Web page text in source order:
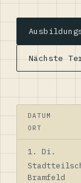
Nächste
DATUM
ORT
1. Di.
Bramfeld